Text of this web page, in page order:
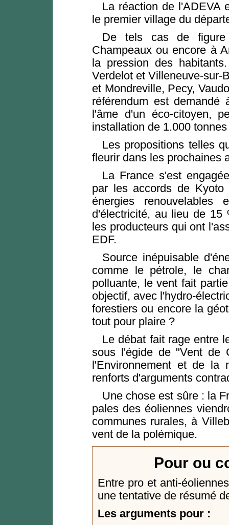
La réaction de l'ADEVA
le premier village du
De tels cas de figure
Champeaux ou encore à
la pression des
Verdelot et Villeneuve-sur-
et Mondreville, Pecy,
référendum est
l'âme d'un éco-citoyen,
installation de 1.000
Les propositions telles
fleurir dans les prochaines
La France s'est
par les accords de
énergies
d'électricité, au lieu de 15
les producteurs qui ont
EDF.
Source inépuisable
comme le pétrole, le
polluante, le vent fait
objectif, avec l'hydro-
forestiers ou encore la
tout pour plaire ?
Le débat fait rage entre
sous l'égide de "Vent de
l'Environnement et de la
renforts d'arguments
Une chose est sûre : la
pales des éoliennes
communes rurales, à
vent de la polémique.
Pour ou
Entre pro et anti-
une tentative de résumé
Les arguments pour :